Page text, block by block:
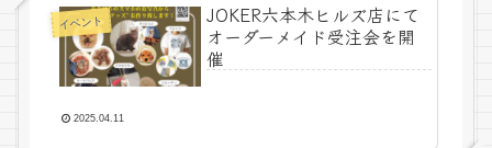
イベント
JOKER六本木ヒルズ店にて
オーダーメイド受注会を開
催
2025.04.11